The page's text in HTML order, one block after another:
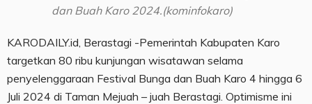
dan Buah Karo 2024.(kominfokaro)
KARODAILY.id, Berastagi -Pemerintah Kabupaten Karo
targetkan 80 ribu kunjungan wisatawan selama
penyelenggaraan Festival Bunga dan Buah Karo 4 hingga 6
Juli 2024 di Taman Mejuah – juah Berastagi. Optimisme ini